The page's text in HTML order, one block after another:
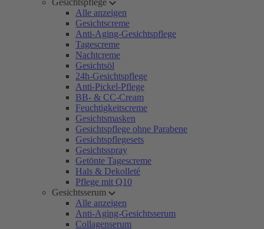
Gesichtspflege
Alle anzeigen
Gesichtscreme
Anti-Aging-Gesichtspflege
Tagescreme
Nachtcreme
Gesichtsöl
24h-Gesichtspflege
Anti-Pickel-Pflege
BB- & CC-Cream
Feuchtigkeitscreme
Gesichtsmasken
Gesichtspflege ohne Parabene
Gesichtspflegesets
Gesichtsspray
Getönte Tagescreme
Hals & Dekolleté
Pflege mit Q10
Gesichtsserum
Alle anzeigen
Anti-Aging-Gesichtsserum
Collagenserum